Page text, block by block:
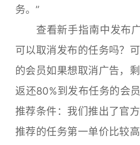
务。”
查看新手指南中发布广
可以取消发布的任务吗？
的会员如果想取消广告，
返还80%到发布任务的会
推荐条件：我们推出了官
推荐的任务第一单价比较高